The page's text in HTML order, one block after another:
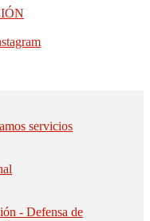
servicios
- Defensa de